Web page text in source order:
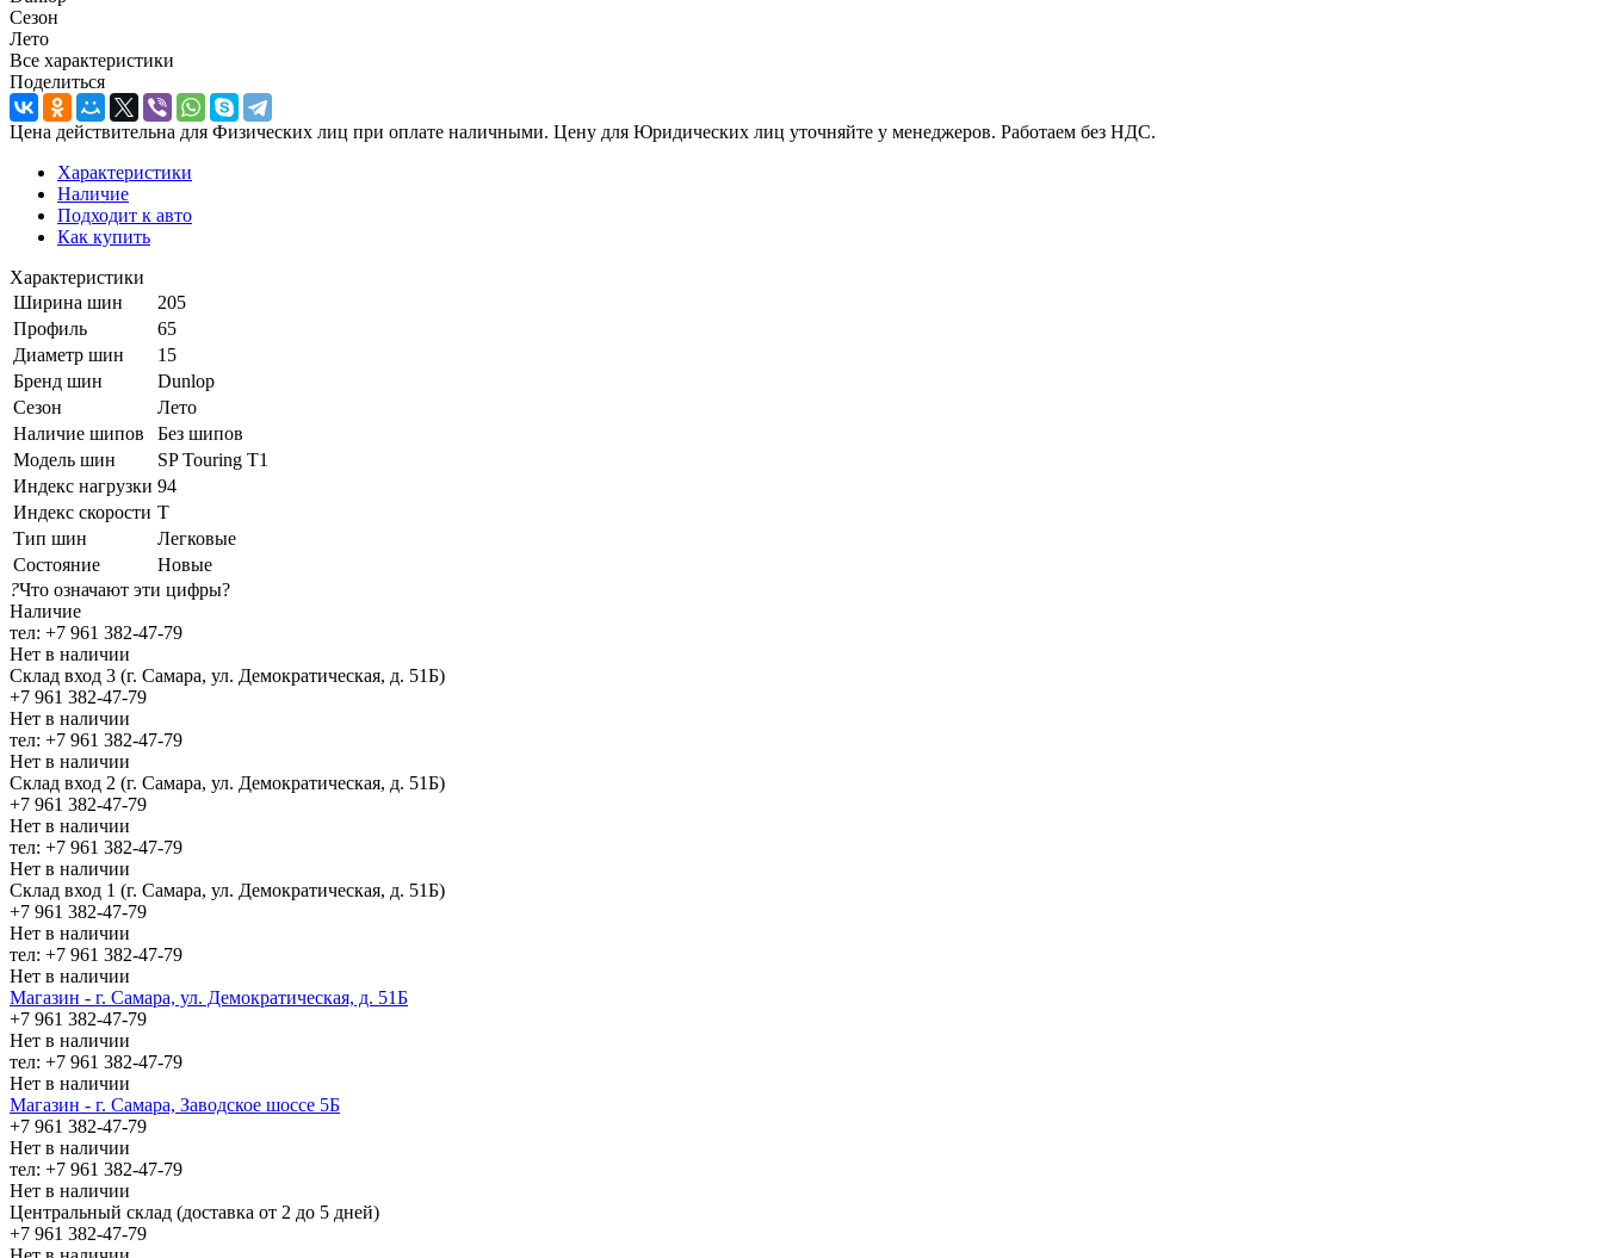
Сезон
Лето
Все характеристики
Поделиться
Цена действительна для Физических лиц при оплате наличными. Цену для Юридических лиц уточняйте у менеджеров. Работаем без НДС.
Характеристики
Наличие
Подходит к авто
Как купить
Характеристики
Ширина шин
205
Профиль
65
Диаметр шин
15
Бренд шин
Dunlop
Сезон
Лето
Наличие шипов
Без шипов
Модель шин
SP Touring T1
Индекс нагрузки 94
Индекс скорости T
Тип шин
Легковые
Состояние
Новые
?Что означают эти цифры?
Наличие
тел: +7 961 382-47-79
Нет в наличии
Склад вход 3 (г. Самара, ул. Демократическая, д. 51Б)
+7 961 382-47-79
Нет в наличии
тел: +7 961 382-47-79
Нет в наличии
Склад вход 2 (г. Самара, ул. Демократическая, д. 51Б)
+7 961 382-47-79
Нет в наличии
тел: +7 961 382-47-79
Нет в наличии
Склад вход 1 (г. Самара, ул. Демократическая, д. 51Б)
+7 961 382-47-79
Нет в наличии
тел: +7 961 382-47-79
Нет в наличии
Магазин - г. Самара, ул. Демократическая, д. 51Б
+7 961 382-47-79
Нет в наличии
тел: +7 961 382-47-79
Нет в наличии
Магазин - г. Самара, Заводское шоссе 5Б
+7 961 382-47-79
Нет в наличии
тел: +7 961 382-47-79
Нет в наличии
Центральный склад (доставка от 2 до 5 дней)
+7 961 382-47-79